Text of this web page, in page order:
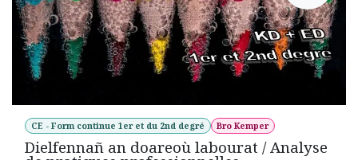
CE - Form continue 1er et du 2nd degré Bro Kemper
Dielfennañ an doareoù labourat / Analyse